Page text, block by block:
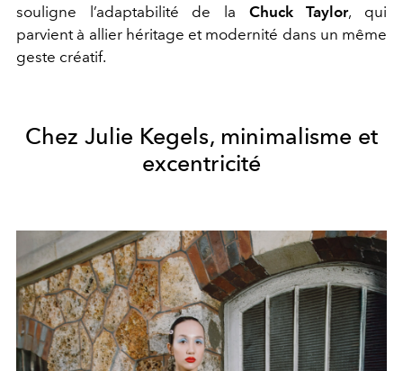
souligne l’adaptabilité de la Chuck Taylor, qui
parvient à allier héritage et modernité dans un même
geste créatif.
Chez Julie Kegels, minimalisme et
excentricité